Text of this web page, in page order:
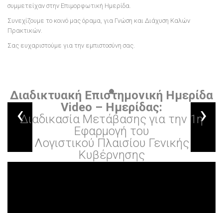
συμμετείχαν στην Επιμορφωτική Ημερίδα.
Συνεχίζουμε το κοινό μας όραμα, για Γνώση και Διάχυση Καλών
Πρακτικών.
Σας ευχαριστούμε για την εμπιστοσύνη σας.
Διαδικτυακή Επιστημονική Ημερίδα
Video – Ημερίδας:
Διαδικασία Μετάβασης για την 1η
Εφαρμογή του
Λογιστικού Πλαισίου Γενικής
Κυβέρνησης